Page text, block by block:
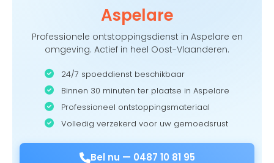
Aspelare
Professionele ontstoppingsdienst in Aspelare en
omgeving. Actief in heel Oost-Vlaanderen.
24/7 spoeddienst beschikbaar
Binnen 30 minuten ter plaatse in Aspelare
Professioneel ontstoppingsmateriaal
Volledig verzekerd voor uw gemoedsrust
Bel nu — 0487 10 81 95